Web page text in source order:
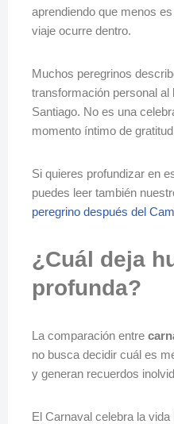
aprendiendo que menos
viaje ocurre dentro.
Muchos peregrinos
transformación personal al
Santiago. No es una
momento íntimo de
Si quieres profundizar en
puedes leer también
peregrino después del
¿Cuál deja
profunda?
La comparación entre
no busca decidir cuál es
y generan recuerdos
El Carnaval celebra la vida